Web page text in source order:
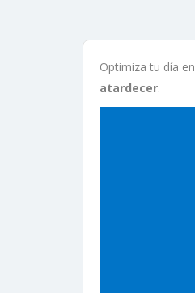
Optimiza tu día en
atardecer.